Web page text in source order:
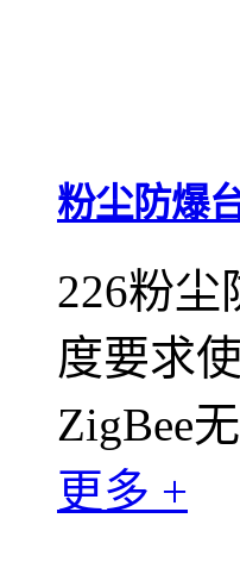
粉尘防爆
226粉
度要求
ZigBee
更多 +